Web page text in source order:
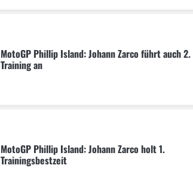
MotoGP Phillip Island: Johann Zarco führt auch 2.
Training an
MotoGP Phillip Island: Johann Zarco holt 1.
Trainingsbestzeit